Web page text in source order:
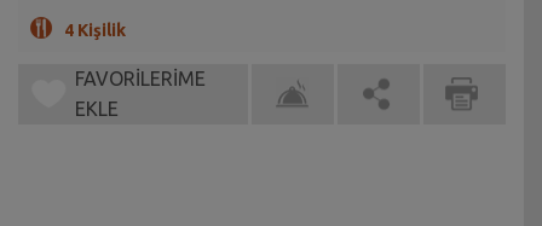
4 Kişilik
FAVORİLERİME
EKLE